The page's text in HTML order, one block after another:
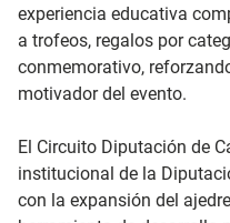
experiencia educativa
a trofeos, regalos por
conmemorativo,
motivador del evento.
El Circuito Diputación de
institucional de la
con la expansión del